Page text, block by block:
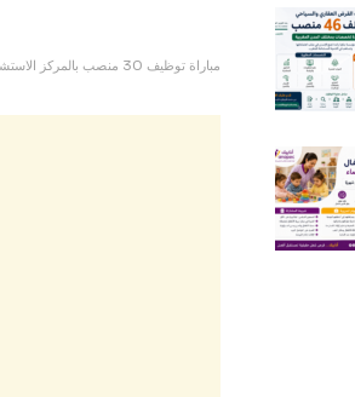
مباراة توظيف 30 منصب بالمركز الاستشفائي ابن رشد 2025